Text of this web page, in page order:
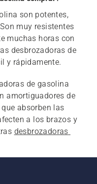
son potentes,
muy resistentes
muchas horas con
desbrozadoras de
de gasolina
amortiguadores de
absorben las
a los brazos y
desbrozadoras
comercial.